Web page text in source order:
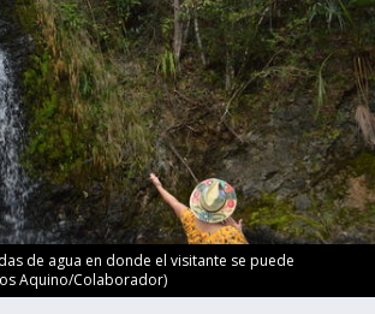
de agua en donde el visitante se puede
Aquino/Colaborador)